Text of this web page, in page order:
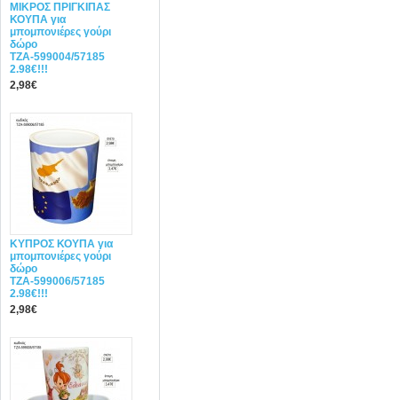
ΜΙΚΡΟΣ ΠΡΙΓΚΙΠΑΣ
ΚΟΥΠΑ για
μπομπονιέρες γούρι
δώρο
ΤΖΑ-599004/57185
2.98€!!!
2,98€
ΚΥΠΡΟΣ ΚΟΥΠΑ για
μπομπονιέρες γούρι
δώρο
ΤΖΑ-599006/57185
2.98€!!!
2,98€